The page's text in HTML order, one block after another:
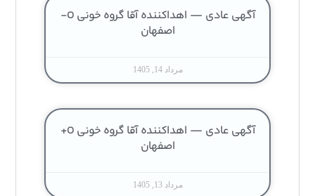
آگهی عادی — اهداکننده آقا گروه خونی O-
اصفهان
مرداد 14, 1405
آگهی عادی — اهداکننده آقا گروه خونی O+
اصفهان
مرداد 13, 1405